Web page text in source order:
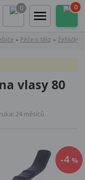
0 0
Péče o tělo Žehličky
vlasy 80
24 měsíců
-4 %